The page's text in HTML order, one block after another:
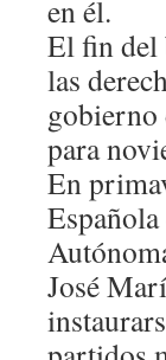
en él.
El fin del
las
gobierno
para
En
José